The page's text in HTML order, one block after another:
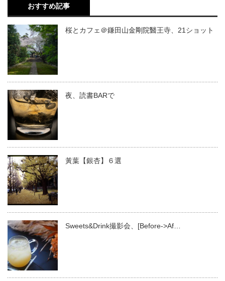
おすすめ記事
桜とカフェ＠鎌田山金剛院醫王寺、21ショット
夜、読書BARで
黃葉【銀杏】６選
Sweets&Drink撮影会、[Before->Af…